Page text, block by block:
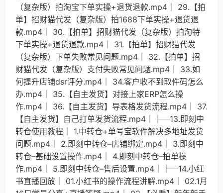
（复杂版）拍淘宝下单实操+退货退款.mp4│ 29.【拍
单】招财猫代发（复杂版）拍1688下单实操+退货退
款.mp4│ 30.【拍单】招财猫代发（复杂版）拍淘特
下单实操+退货退款.mp4│ 31.【拍单】招财猫代发
（复杂版）下单失败常见问题.mp4│ 32.【拍单】招
财猫代发（复杂版）支付失败常见问题.mp4│ 33.如
何提升店铺dsr评分.mp4│ 34.客户收不到取件码怎么
办.mp4│ 35.【自主发货】对接上家ERP怎么操
作.mp4│ 36.【自主发货】导表格发货流程.mp4│ 37.
【自主发货】自己打单发货流程.mp4│├─13.即刻中
转仓使用教程│ 1.中转仓+单号宝软件解决多地址发货
问题.mp4│ 2.即刻中转仓–店铺绑定.mp4│ 3.即刻中
转仓–基础设置操作.mp4│ 4.即刻中转仓–拍单操
作.mp4│ 5.即刻中转仓–售后设置.mp4│├─14.小红
书直播回放│ 01.小红书的操作流程讲解.mp4│ 02.1月